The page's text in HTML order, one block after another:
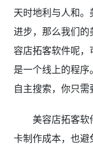
天时地利与人和
进步，那么我们的
容店拓客软件呢，
是一个线上的程
自主搜索，你只需
美容店拓客软
卡制作成本，也